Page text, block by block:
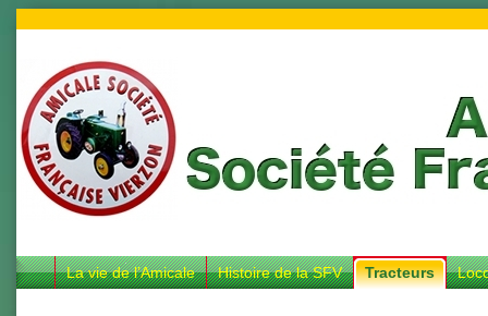
La vie de l’Amicale Histoire de la SFV Tracteurs